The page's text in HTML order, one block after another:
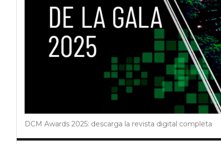
DCM Awards 2025: descarga la revista digital completa